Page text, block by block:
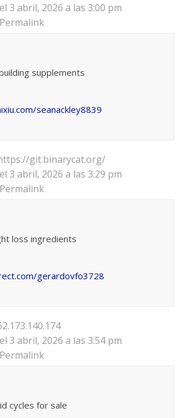
el 3 abril, 2026 a las 3:00 pm
Permalink
supplements
seanackley8839
git.binarycat.org/
el 3 abril, 2026 a las 3:29 pm
Permalink
loss ingredients
gerardovfo3728
el 3 abril, 2026 a las 3:54 pm
Permalink
cycles for sale